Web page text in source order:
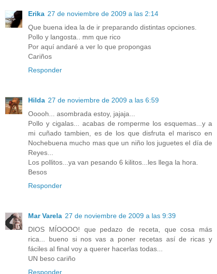
Erika 27 de noviembre de 2009 a las 2:14
Que buena idea la de ir preparando distintas opciones.
Pollo y langosta.. mm que rico
Por aquí andaré a ver lo que propongas
Cariños
Responder
Hilda 27 de noviembre de 2009 a las 6:59
Ooooh... asombrada estoy, jajaja...
Pollo y cigalas... acabas de romperme los esquemas...y a
mi cuñado tambien, es de los que disfruta el marisco en
Nochebuena mucho mas que un niño los juguetes el día de
Reyes...
Los pollitos...ya van pesando 6 kilitos...les llega la hora.
Besos
Responder
Mar Varela 27 de noviembre de 2009 a las 9:39
DIOS MÍOOOO! que pedazo de receta, que cosa más
rica... bueno si nos vas a poner recetas así de ricas y
fáciles al final voy a querer hacerlas todas...
UN beso cariño
Responder